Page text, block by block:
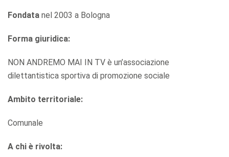
Fondata nel 2003 a Bologna
Forma giuridica:
NON ANDREMO MAI IN TV è un’associazione
dilettantistica sportiva di promozione sociale
Ambito territoriale:
Comunale
A chi è rivolta: